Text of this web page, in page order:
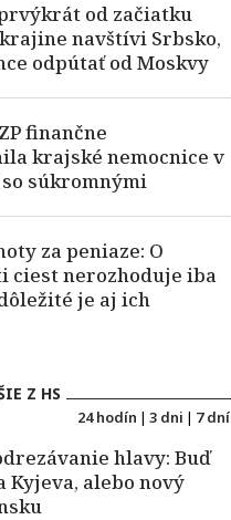
od začiatku
navštívi Srbsko,
odpútať od Moskvy
finančne
krajské nemocnice v
súkromnými
za peniaze: O
ciest nerozhoduje iba
je aj ich
Z HS
24 hodín | 3 dni | 7 dní
hlavy: Buď
alebo nový